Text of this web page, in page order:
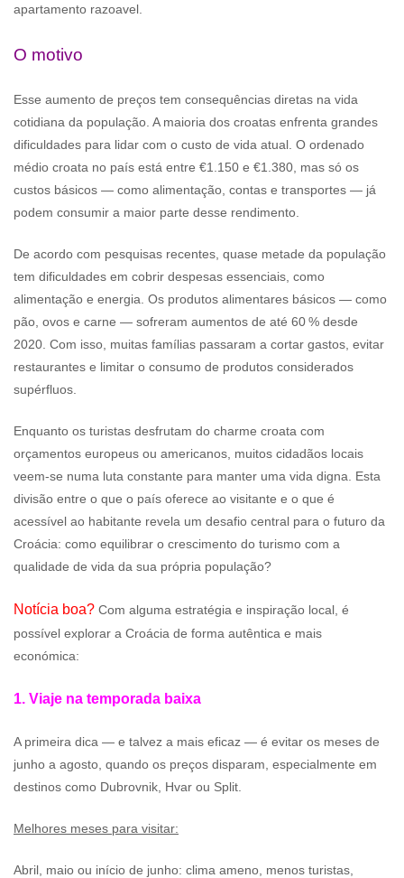
apartamento razoavel.
O motivo
Esse aumento de preços tem consequências diretas na vida
cotidiana da população. A maioria dos croatas enfrenta grandes
dificuldades para lidar com o custo de vida atual. O ordenado
médio croata no país está entre €1.150 e €1.380, mas só os
custos básicos — como alimentação, contas e transportes — já
podem consumir a maior parte desse rendimento.
De acordo com pesquisas recentes, quase metade da população
tem dificuldades em cobrir despesas essenciais, como
alimentação e energia. Os produtos alimentares básicos — como
pão, ovos e carne — sofreram aumentos de até 60 % desde
2020. Com isso, muitas famílias passaram a cortar gastos, evitar
restaurantes e limitar o consumo de produtos considerados
supérfluos.
Enquanto os turistas desfrutam do charme croata com
orçamentos europeus ou americanos, muitos cidadãos locais
veem-se numa luta constante para manter uma vida digna. Esta
divisão entre o que o país oferece ao visitante e o que é
acessível ao habitante revela um desafio central para o futuro da
Croácia: como equilibrar o crescimento do turismo com a
qualidade de vida da sua própria população?
Notícia boa? Com alguma estratégia e inspiração local, é
possível explorar a Croácia de forma autêntica e mais
económica:
1. Viaje na temporada baixa
A primeira dica — e talvez a mais eficaz — é evitar os meses de
junho a agosto, quando os preços disparam, especialmente em
destinos como Dubrovnik, Hvar ou Split.
Melhores meses para visitar:
Abril, maio ou início de junho: clima ameno, menos turistas,